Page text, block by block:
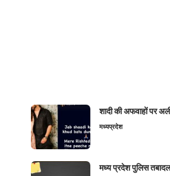
शादी की अफवाहों पर
मध्यप्रदेश
मध्य प्रदेश पुलिस